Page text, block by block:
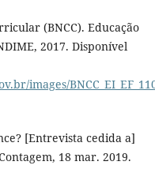
(BNCC). Educação
2017. Disponível
images/
[Entrevista cedida a]
18 mar. 2019.